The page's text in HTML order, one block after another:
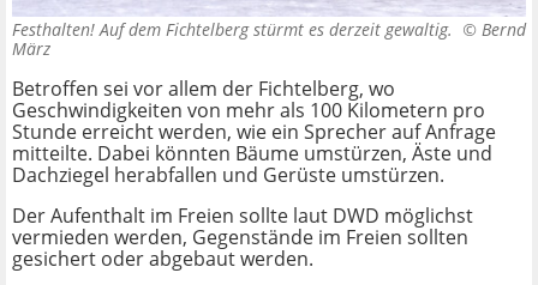
Festhalten! Auf dem Fichtelberg stürmt es derzeit gewaltig. © Bernd
März
Betroffen sei vor allem der Fichtelberg, wo
Geschwindigkeiten von mehr als 100 Kilometern pro
Stunde erreicht werden, wie ein Sprecher auf Anfrage
mitteilte. Dabei könnten Bäume umstürzen, Äste und
Dachziegel herabfallen und Gerüste umstürzen.
Der Aufenthalt im Freien sollte laut DWD möglichst
vermieden werden, Gegenstände im Freien sollten
gesichert oder abgebaut werden.